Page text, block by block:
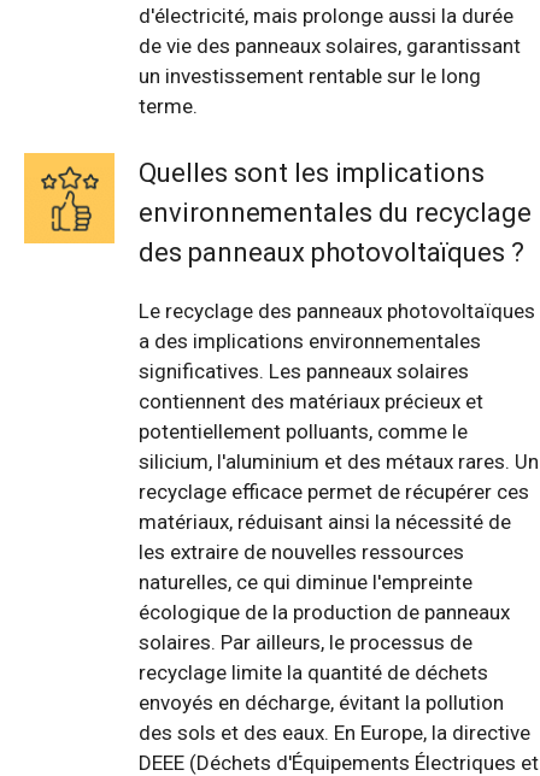
d'électricité, mais prolonge aussi la durée
de vie des panneaux solaires, garantissant
un investissement rentable sur le long
terme.
Quelles sont les implications
environnementales du recyclage
des panneaux photovoltaïques ?
Le recyclage des panneaux photovoltaïques
a des implications environnementales
significatives. Les panneaux solaires
contiennent des matériaux précieux et
potentiellement polluants, comme le
silicium, l'aluminium et des métaux rares. Un
recyclage efficace permet de récupérer ces
matériaux, réduisant ainsi la nécessité de
les extraire de nouvelles ressources
naturelles, ce qui diminue l'empreinte
écologique de la production de panneaux
solaires. Par ailleurs, le processus de
recyclage limite la quantité de déchets
envoyés en décharge, évitant la pollution
des sols et des eaux. En Europe, la directive
DEEE (Déchets d'Équipements Électriques et